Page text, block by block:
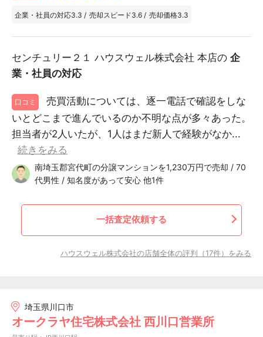
企業・社員の対応3.3 / 売却スピード3.6 / 売却価格3.3
センチュリー２１ ハウスウェル株式会社 本店の 企
業・社員の対応
口コミ
売買活動については、逐一電話で確認をしな
いとどこまで進んでいるのか不明な点が多々あった。
担当者が2人いたが、1人はまだ新人で経験がなか...
続きをみる
南埼玉郡宮代町の分譲マンションを1,230万円で売却 / 70
代男性 / 知名度があって安心 他1件
一括査定依頼する
ハウスウェル株式会社の店舗全体の評判（17件）をみる
埼玉県川口市
オークラヤ住宅株式会社 西川口営業所